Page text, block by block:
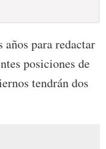
para redactar
posiciones de
tendrán dos